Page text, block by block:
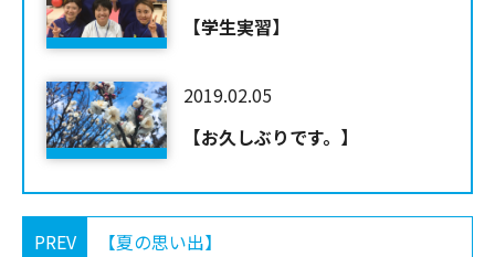
【学生実習】
2019.02.05
【お久しぶりです。】
PREV 【夏の思い出】